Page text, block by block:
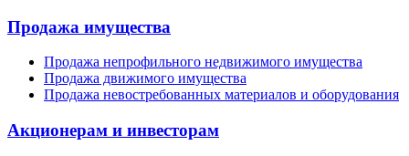
Продажа имущества
Продажа непрофильного недвижимого имущества
Продажа движимого имущества
Продажа невостребованных материалов и оборудования
Акционерам и инвесторам